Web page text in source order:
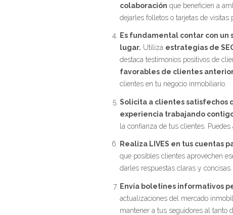
colaboración que beneficien a
dejarles folletos o tarjetas de visitas
Es fundamental contar con
lugar. Utiliza estrategias de
destaca testimonios positivos de
favorables de clientes
clientes en tu negocio inmobiliario.
Solicita a clientes satisfechos
experiencia trabajando
la confianza de tus clientes.
Realiza LIVES en tus cuentas
que posibles clientes aprovechen
darles respuestas claras y concisas.
Envía boletines informativos
actualizaciones del mercado
mantener a tus seguidores al tanto